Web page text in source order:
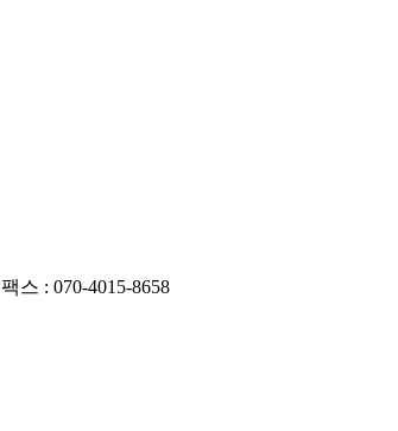
팩스 : 070-4015-8658